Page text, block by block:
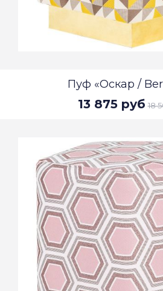
Пуф «Оскар /
13 875 руб 18